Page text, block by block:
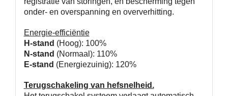
onder- en overspanning en oververhitting.
Energie-efficiëntie
H-stand (Hoog): 100%
N-stand (Normaal): 110%
E-stand (Energiezuinig): 120%
Terugschakeling van hefsnelheid.